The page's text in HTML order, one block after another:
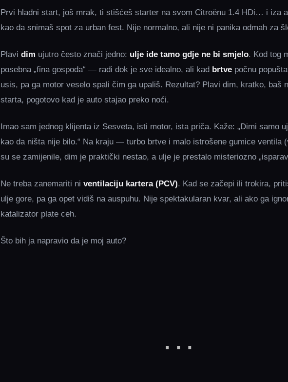
Prvi hladni start, još mrak, ti stišćeš starter na svom Citroënu 1.4 HDi… i iza
kao da snimaš spot za urban fest. Nije normalno, ali nije ni panika odmah za
Plavi dim ujutro često znači jedno: ulje ide tamo gdje ne bi smjelo. Kod tog
posebna „fina gospoda“ — radi dok je sve idealno, ali kad brtve počnu
usis, pa ga motor veselo spali čim ga upališ. Rezultat? Plavi dim, kratko, baš
starta, pogotovo kad je auto stajao preko noći.
Imao sam jednog klijenta iz Sesveta, isti motor, ista priča. Kaže: „Dimi samo
kao da ništa nije bilo.“ Na kraju — turbo brtve i malo istrošene gumice ventila
su se zamijenile, dim je praktički nestao, a ulje je prestalo misteriozno
Ne treba zanemariti ni ventilaciju kartera (PCV). Kad se začepi ili trokira,
ulje gore, pa ga opet vidiš na auspuhu. Nije spektakularan kvar, ali ako ga
katalizator plate ceh.
Što bih ja napravio da je moj auto?